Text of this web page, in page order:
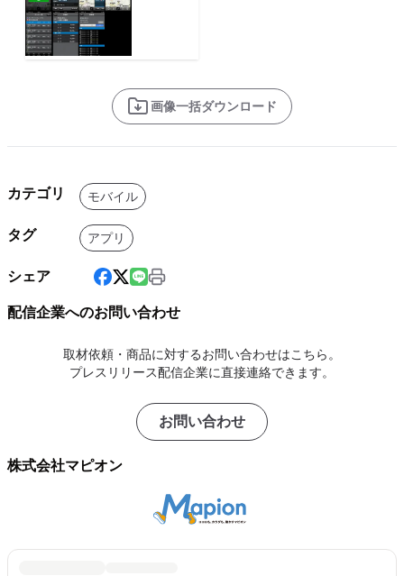
画像一括ダウンロード
カテゴリ モバイル
タグ アプリ
シェア
配信企業へのお問い合わせ
取材依頼・商品に対するお問い合わせはこちら。
プレスリリース配信企業に直接連絡できます。
お問い合わせ
株式会社マピオン